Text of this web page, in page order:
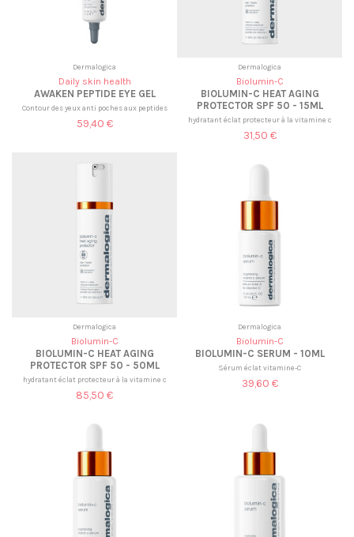
Dermalogica
Daily skin health
AWAKEN PEPTIDE EYE GEL
Contour des yeux anti poches aux peptides
59,40 €
Dermalogica
Biolumin-C
BIOLUMIN-C HEAT AGING
PROTECTOR SPF 50 - 15ML
hydratant éclat protecteur à la vitamine c
31,50 €
Dermalogica
Biolumin-C
BIOLUMIN-C HEAT AGING
PROTECTOR SPF 50 - 50ML
hydratant éclat protecteur à la vitamine c
85,50 €
Dermalogica
Biolumin-C
BIOLUMIN-C SERUM - 10ML
Sérum éclat vitamine-C
39,60 €